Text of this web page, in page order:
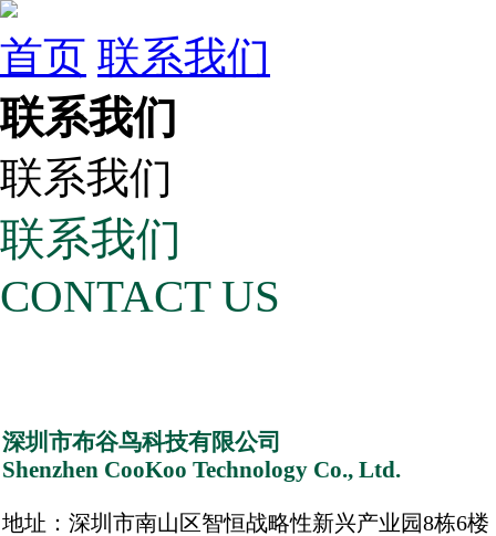
首页 联系我们
联系我们
联系我们
联系我们
CONTACT US
深圳市布谷鸟科技有限公司
Shenzhen CooKoo Technology Co., Ltd.
地址：深圳市南山区智恒战略性新兴产业园8栋6楼